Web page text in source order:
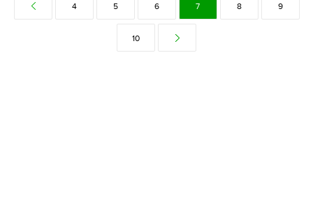
4 5 6 7 8 9
10